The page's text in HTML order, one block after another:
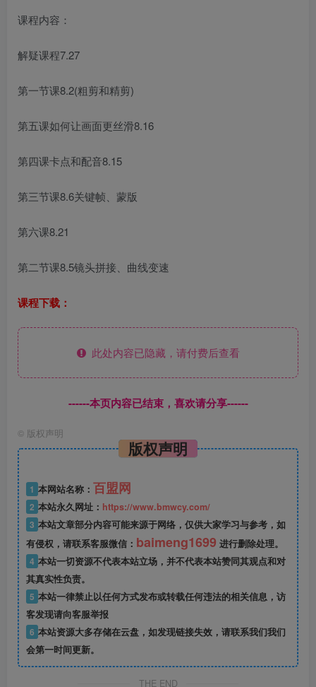
课程内容：
解疑课程7.27
第一节课8.2(粗剪和精剪)
第五课如何让画面更丝滑8.16
第四课卡点和配音8.15
第三节课8.6关键帧、蒙版
第六课8.21
第二节课8.5镜头拼接、曲线变速
课程下载：
此处内容已隐藏，请付费后查看
------本页内容已结束，喜欢请分享------
© 版权声明
版权声明
1 本网站名称： 百盟网
2 本站永久网址： https://www.bmwcy.com/
3 本站文章部分内容可能来源于网络，仅供大家学习与参考，如
有侵权，请联系客服微信： baimeng1699 进行删除处理。
4 本站一切资源不代表本站立场，并不代表本站赞同其观点和对
其真实性负责。
5 本站一律禁止以任何方式发布或转载任何违法的相关信息，访
客发现请向客服举报
6 本站资源大多存储在云盘，如发现链接失效，请联系我们我们
会第一时间更新。
THE END